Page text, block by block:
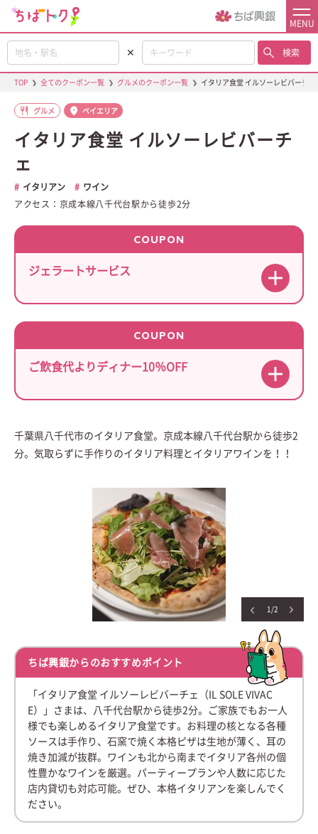
MENU
✕ 検索
TOP ❯ 全てのクーポン一覧 ❯ グルメのクーポン一覧 ❯ イタリア食堂 イルソーレビバーチェ
グルメ ベイエリア
イタリア食堂 イルソーレビバーチ
ェ
イタリアン
ワイン
アクセス：京成本線八千代台駅から徒歩2分
COUPON
ジェラートサービス
COUPON
ご飲食代よりディナー10％OFF
1/2
千葉県八千代市のイタリア食堂。京成本線八千代台駅から徒歩2
分。気取らずに手作りのイタリア料理とイタリアワインを！！
ちば興銀からのおすすめポイント
「イタリア食堂 イルソーレビバーチェ（IL SOLE VIVAC
E）」さまは、八千代台駅から徒歩2分。ご家族でもお一人
様でも楽しめるイタリア食堂です。お料理の核となる各種
ソースは手作り、石窯で焼く本格ピザは生地が薄く、耳の
焼き加減が抜群。ワインも北から南までイタリア各州の個
性豊かなワインを厳選。パーティープランや人数に応じた
店内貸切も対応可能。ぜひ、本格イタリアンを楽しんでく
ださい。